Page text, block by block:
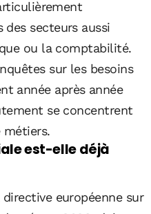
des secteurs aussi
ou la comptabilité.
sur les besoins
année après année
se concentrent
métiers.
est-elle déjà
européenne sur